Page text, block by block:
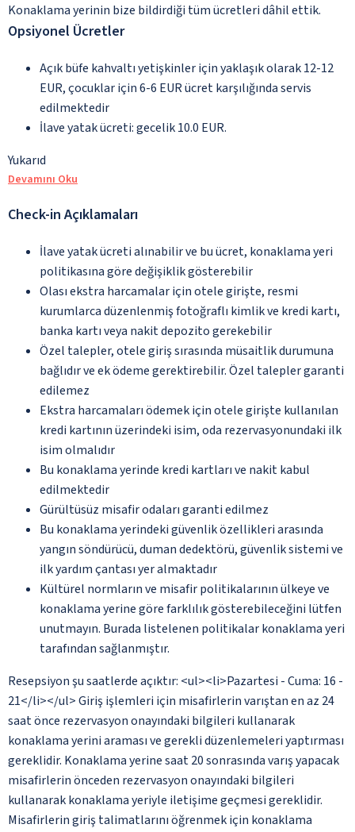
Konaklama yerinin bize bildirdiği tüm ücretleri dâhil ettik.
Opsiyonel Ücretler
Açık büfe kahvaltı yetişkinler için yaklaşık olarak 12-12
EUR, çocuklar için 6-6 EUR ücret karşılığında servis
edilmektedir
İlave yatak ücreti: gecelik 10.0 EUR.
Yukarıd
Devamını Oku
Check-in Açıklamaları
İlave yatak ücreti alınabilir ve bu ücret, konaklama yeri
politikasına göre değişiklik gösterebilir
Olası ekstra harcamalar için otele girişte, resmi
kurumlarca düzenlenmiş fotoğraflı kimlik ve kredi kartı,
banka kartı veya nakit depozito gerekebilir
Özel talepler, otele giriş sırasında müsaitlik durumuna
bağlıdır ve ek ödeme gerektirebilir. Özel talepler garanti
edilemez
Ekstra harcamaları ödemek için otele girişte kullanılan
kredi kartının üzerindeki isim, oda rezervasyonundaki ilk
isim olmalıdır
Bu konaklama yerinde kredi kartları ve nakit kabul
edilmektedir
Gürültüsüz misafir odaları garanti edilmez
Bu konaklama yerindeki güvenlik özellikleri arasında
yangın söndürücü, duman dedektörü, güvenlik sistemi ve
ilk yardım çantası yer almaktadır
Kültürel normların ve misafir politikalarının ülkeye ve
konaklama yerine göre farklılık gösterebileceğini lütfen
unutmayın. Burada listelenen politikalar konaklama yeri
tarafından sağlanmıştır.
Resepsiyon şu saatlerde açıktır: <ul><li>Pazartesi - Cuma: 16 -
21</li></ul> Giriş işlemleri için misafirlerin varıştan en az 24
saat önce rezervasyon onayındaki bilgileri kullanarak
konaklama yerini araması ve gerekli düzenlemeleri yaptırması
gereklidir. Konaklama yerine saat 20 sonrasında varış yapacak
misafirlerin önceden rezervasyon onayındaki bilgileri
kullanarak konaklama yeriyle iletişime geçmesi gereklidir.
Misafirlerin giriş talimatlarını öğrenmek için konaklama